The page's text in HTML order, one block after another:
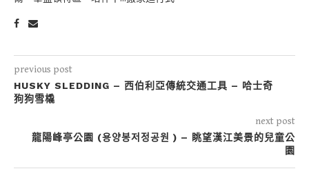
previous post
HUSKY SLEDDING – 西伯利亞傳統交通工具 – 哈士奇
狗狗雪橇
next post
龍陽峰亭公園 (용양봉저정공원 ) – 眺望漢江美景的兒童公
園